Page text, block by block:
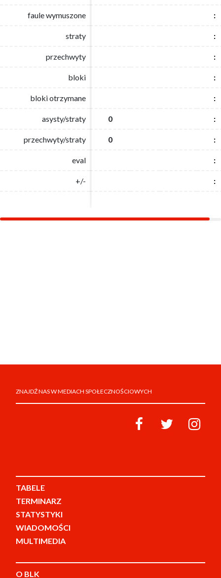
faule wymuszone :
straty :
przechwyty :
bloki :
bloki otrzymane :
asysty/straty 0 :
przechwyty/straty 0 :
eval :
+/- :
faule wymuszone :
straty :
przechwyty :
bloki :
bloki otrzymane :
asysty/straty 0 :
przechwyty/straty 0 :
eval :
+/- :
ZNAJDŹ NAS W MEDIACH SPOŁECZNOŚCIOWYCH
TABELE
TERMINARZ
STATYSTYKI
WIADOMOŚCI
MULTIMEDIA
O BLK